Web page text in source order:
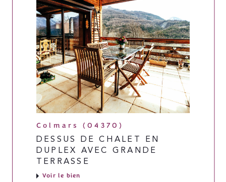
Colmars (04370)
DESSUS DE CHALET EN
DUPLEX AVEC GRANDE
TERRASSE
Voir le bien